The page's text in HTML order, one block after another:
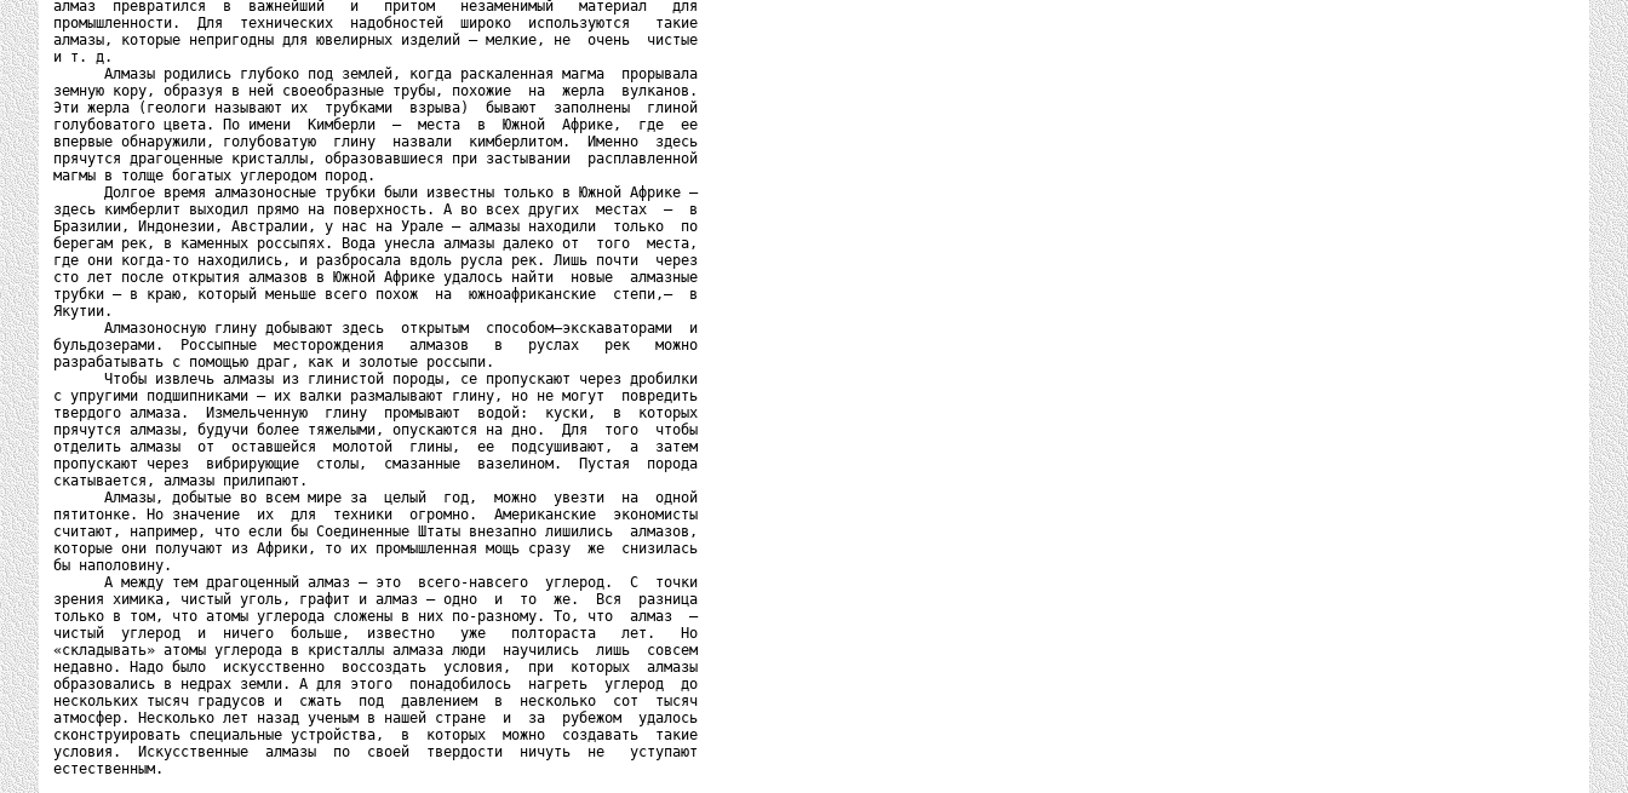
алмаз  превратился  в  важнейший   и   притом   незаменимый   материал   для
промышленности.  Для  технических  надобностей  широко  используются   такие
алмазы, которые непригодны для ювелирных изделий — мелкие, не  очень  чистые
и т. д.
      Алмазы родились глубоко под землей, когда раскаленная магма  прорывала
земную кору, образуя в ней своеобразные трубы, похожие  на  жерла  вулканов.
Эти жерла (геологи называют их  трубками  взрыва)  бывают  заполнены  глиной
голубоватого цвета. По имени  Кимберли  —  места  в  Южной  Африке,  где  ее
впервые обнаружили, голубоватую  глину  назвали  кимберлитом.  Именно  здесь
прячутся драгоценные кристаллы, образовавшиеся при застывании  расплавленной
магмы в толще богатых углеродом пород.
      Долгое время алмазоносные трубки были известны только в Южной Африке —
здесь кимберлит выходил прямо на поверхность. А во всех других  местах  —  в
Бразилии, Индонезии, Австралии, у нас на Урале — алмазы находили  только  по
берегам рек, в каменных россыпях. Вода унесла алмазы далеко от  того  места,
где они когда-то находились, и разбросала вдоль русла рек. Лишь почти  через
сто лет после открытия алмазов в Южной Африке удалось найти  новые  алмазные
трубки — в краю, который меньше всего похож  на  южноафриканские  степи,—  в
Якутии.
      Алмазоносную глину добывают здесь  открытым  способом—экскаваторами  и
бульдозерами.  Россыпные  месторождения   алмазов   в   руслах   рек   можно
разрабатывать с помощью драг, как и золотые россыпи.
      Чтобы извлечь алмазы из глинистой породы, се пропускают через дробилки
с упругими подшипниками — их валки размалывают глину, но не могут  повредить
твердого алмаза.  Измельченную  глину  промывают  водой:  куски,  в  которых
прячутся алмазы, будучи более тяжелыми, опускаются на дно.  Для  того  чтобы
отделить алмазы  от  оставшейся  молотой  глины,  ее  подсушивают,  а  затем
пропускают через  вибрирующие  столы,  смазанные  вазелином.  Пустая  порода
скатывается, алмазы прилипают.
      Алмазы, добытые во всем мире за  целый  год,  можно  увезти  на  одной
пятитонке. Но значение  их  для  техники  огромно.  Американские  экономисты
считают, например, что если бы Соединенные Штаты внезапно лишились  алмазов,
которые они получают из Африки, то их промышленная мощь сразу  же  снизилась
бы наполовину.
      А между тем драгоценный алмаз — это  всего-навсего  углерод.  С  точки
зрения химика, чистый уголь, графит и алмаз — одно  и  то  же.  Вся  разница
только в том, что атомы углерода сложены в них по-разному. То, что  алмаз  —
чистый  углерод  и  ничего  больше,  известно   уже   полтораста   лет.   Но
«складывать» атомы углерода в кристаллы алмаза люди  научились  лишь  совсем
недавно. Надо было  искусственно  воссоздать  условия,  при  которых  алмазы
образовались в недрах земли. А для этого  понадобилось  нагреть  углерод  до
нескольких тысяч градусов и  сжать  под  давлением  в  несколько  сот  тысяч
атмосфер. Несколько лет назад ученым в нашей стране  и  за  рубежом  удалось
сконструировать специальные устройства,  в  которых  можно  создавать  такие
условия.  Искусственные  алмазы  по  своей  твердости  ничуть  не   уступают
естественным.